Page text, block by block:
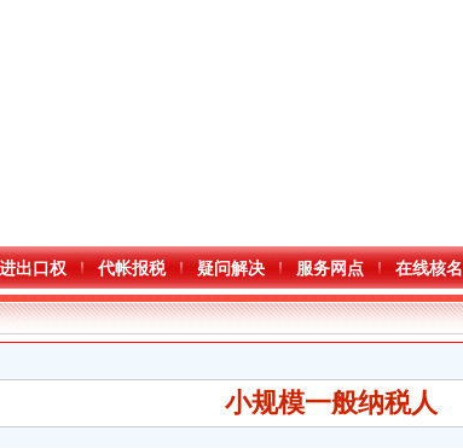
进出口权 代帐报税 疑问解决 服务网点 在线核名
小规模一般纳税人